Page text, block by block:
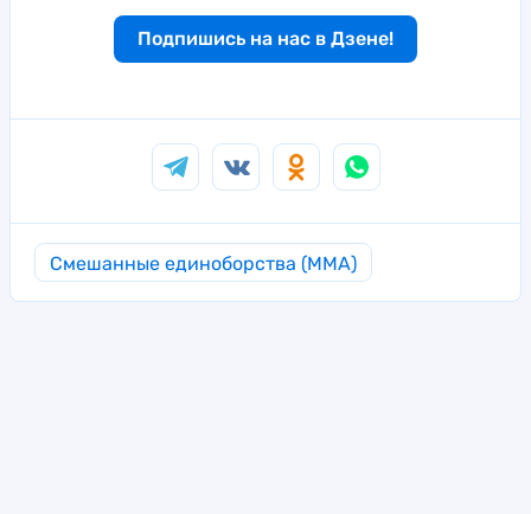
Подпишись на нас в Дзене!
Смешанные единоборства (MMA)